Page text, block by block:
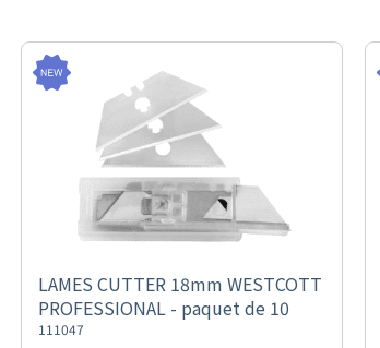
LAMES CUTTER 18mm WESTCOTT
PROFESSIONAL - paquet de 10
111047